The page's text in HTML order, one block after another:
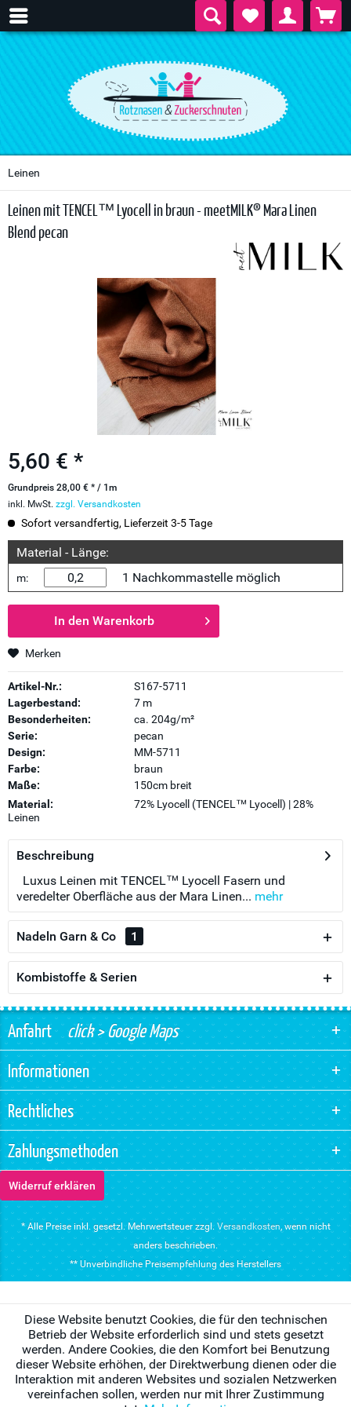
Leinen
Leinen mit TENCEL™ Lyocell in braun - meetMILK® Mara Linen
Blend pecan
5,60 € *
Grundpreis 28,00 € * / 1m
inkl. MwSt. zzgl. Versandkosten
Sofort versandfertig, Lieferzeit 3-5 Tage
Material - Länge:
m: 1 Nachkommastelle möglich
In den Warenkorb
Merken
Artikel-Nr.:
S167-5711
Lagerbestand:
7 m
Besonderheiten:
ca. 204g/m²
Serie:
pecan
Design:
MM-5711
Farbe:
braun
Maße:
150cm breit
Material:
72% Lyocell (TENCEL™ Lyocell) | 28%
Leinen
Beschreibung
Luxus Leinen mit TENCEL™ Lyocell Fasern und
veredelter Oberfläche aus der Mara Linen... mehr
Nadeln Garn & Co 1
Kombistoffe & Serien
Anfahrtclick > Google Maps
Informationen
Rechtliches
Zahlungsmethoden
Widerruf erklären
* Alle Preise inkl. gesetzl. Mehrwertsteuer zzgl. Versandkosten, wenn nicht
anders beschrieben.
** Unverbindliche Preisempfehlung des Herstellers
Diese Website benutzt Cookies, die für den technischen
Betrieb der Website erforderlich sind und stets gesetzt
werden. Andere Cookies, die den Komfort bei Benutzung
dieser Website erhöhen, der Direktwerbung dienen oder die
Interaktion mit anderen Websites und sozialen Netzwerken
vereinfachen sollen, werden nur mit Ihrer Zustimmung